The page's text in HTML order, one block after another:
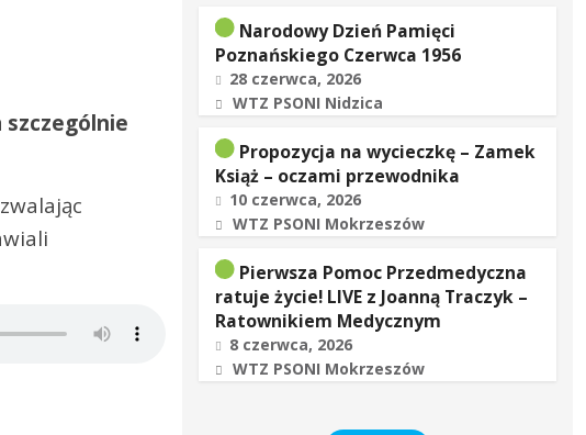
szczególnie
Narodowy Dzień Pamięci
Poznańskiego Czerwca 1956
28 czerwca, 2026
WTZ PSONI Nidzica
Propozycja na wycieczkę – Zamek
Książ – oczami przewodnika
10 czerwca, 2026
WTZ PSONI Mokrzeszów
Pierwsza Pomoc Przedmedyczna
ratuje życie! LIVE z Joanną Traczyk –
Ratownikiem Medycznym
8 czerwca, 2026
WTZ PSONI Mokrzeszów